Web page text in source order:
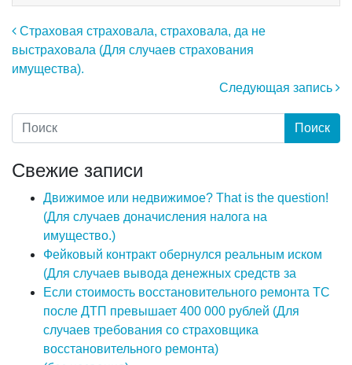
Навигация по записям
Страховая страховала, страховала, да не
выстраховала (Для случаев страхования
имущества).
Следующая запись
Свежие записи
Движимое или недвижимое? That is the question!
(Для случаев доначисления налога на
имущество.)
Фейковый контракт обернулся реальным иском
(Для случаев вывода денежных средств за
Если стоимость восстановительного ремонта ТС
после ДТП превышает 400 000 рублей (Для
случаев требования со страховщика
восстановительного ремонта)